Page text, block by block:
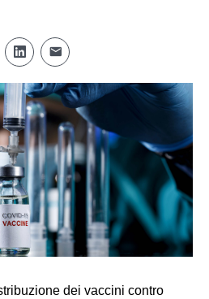
dei vaccini contro